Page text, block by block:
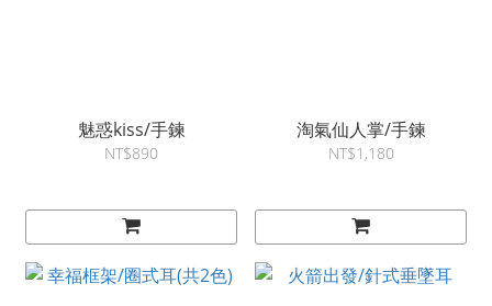
魅惑kiss/手鍊
NT$890
淘氣仙人掌/手鍊
NT$1,180